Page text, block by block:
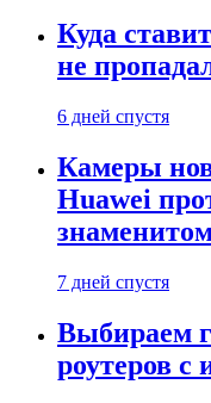
Куда
не
6 дней спустя
Камеры
Huawei
7 дней спустя
Выбираем
роутеров с